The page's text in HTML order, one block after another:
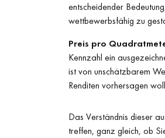
entscheidender
wettbewerbsfähig zu
Preis pro
Kennzahl ein
ist von unschätzbarem
Renditen vorhersagen
Das Verständnis dieser
treffen, ganz gleich, ob